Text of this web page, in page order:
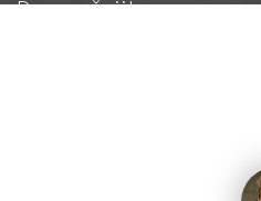
Doporučuji!